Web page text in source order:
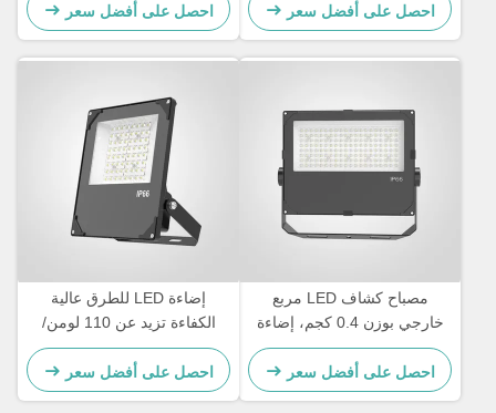
الخارجية وإضاءة الممرات
احصل على أفضل سعر
110 لومن/واط مناسب
للتطبيقات التجارية
احصل على أفضل سعر
مصباح كشاف LED مربع
خارجي بوزن 0.4 كجم، إضاءة
خارجية شديدة التحمل مصممة
للإضاءة الأمنية وأماكن الفعاليات
الخارجية
احصل على أفضل سعر
إضاءة LED للطرق عالية
الكفاءة تزيد عن 110 لومن/
واط، تحمل درجات حرارة من
-20 درجة مئوية إلى 45 درجة
مئوية، إضاءة للطرق والمناطق
احصل على أفضل سعر